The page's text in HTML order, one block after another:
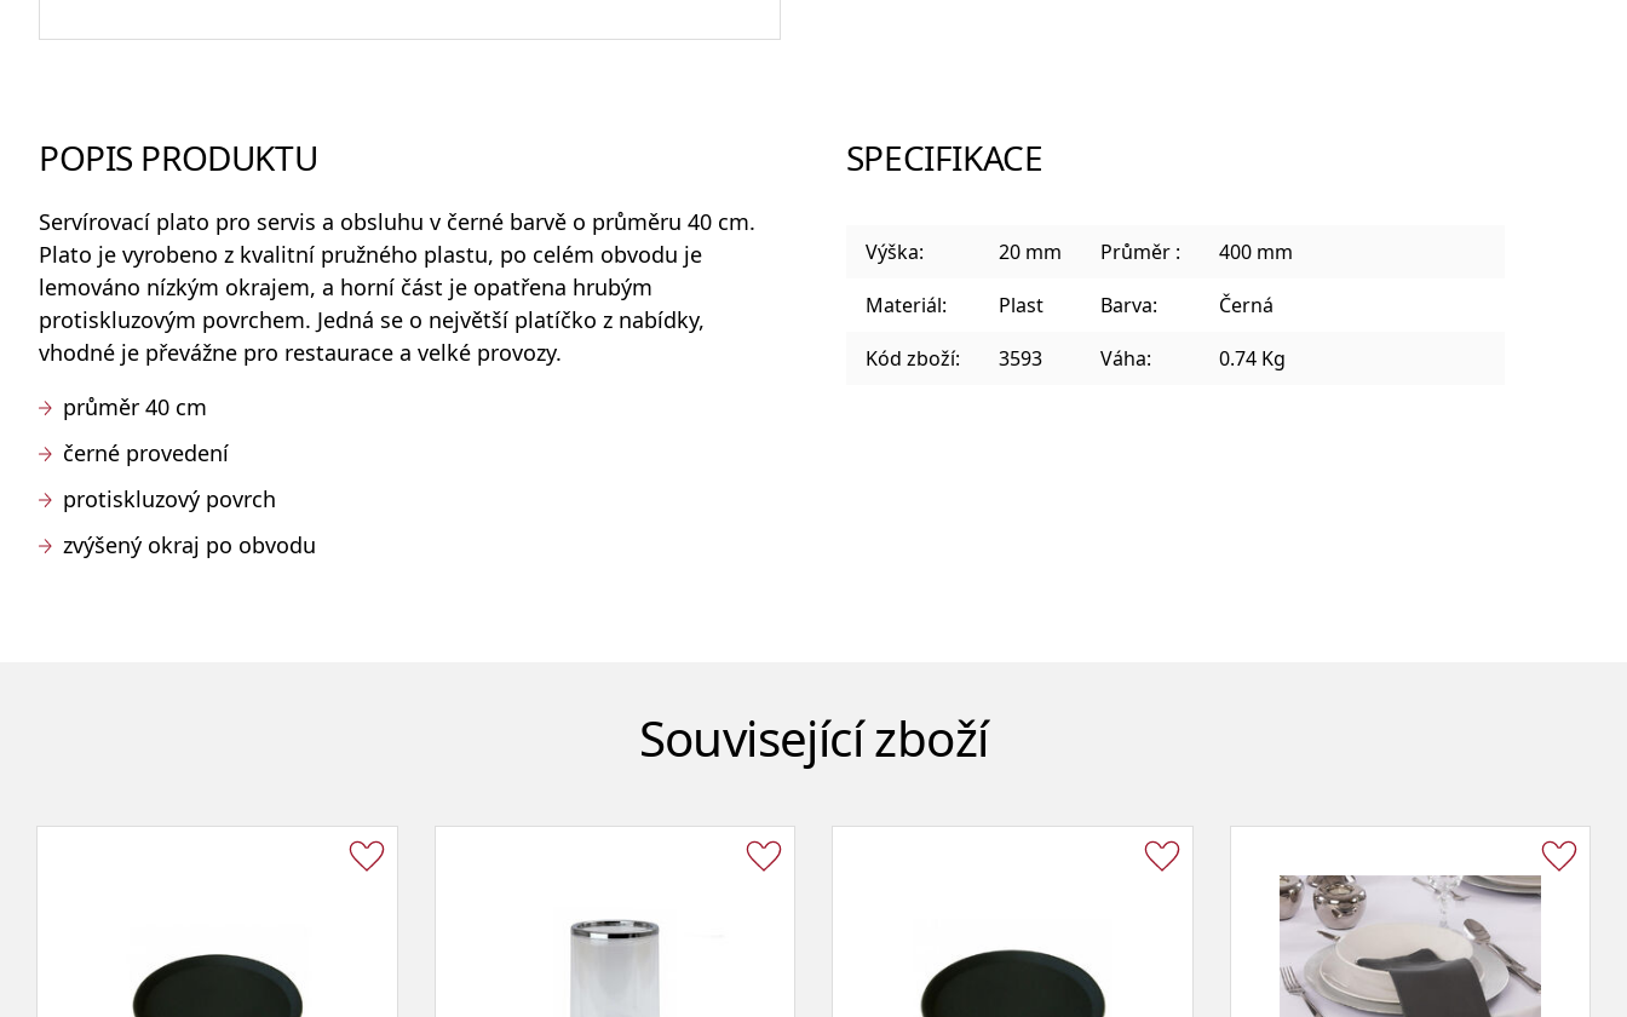
Skleněné dózy na potraviny Designové sklenice na koktejly
POPIS PRODUKTU
Servírovací plato pro servis a obsluhu v černé barvě o průměru 40 cm.
Plato je vyrobeno z kvalitní pružného plastu, po celém obvodu je
lemováno nízkým okrajem, a horní část je opatřena hrubým
protiskluzovým povrchem. Jedná se o největší platíčko z nabídky,
vhodné je převážne pro restaurace a velké provozy.
průměr 40 cm
černé provedení
protiskluzový povrch
zvýšený okraj po obvodu
SPECIFIKACE
Výška: 20 mm Průměr :
400 mm
Materiál:
Plast Barva:
Černá
Kód zboží:
3593 Váha: 0.74 Kg
Související zboží